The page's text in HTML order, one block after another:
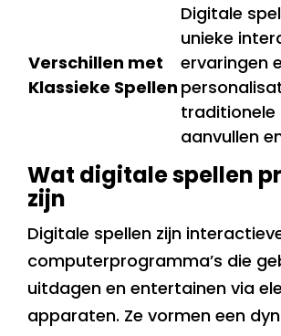
Verschillen met
Klassieke Spellen
Digitale
unieke
ervaringen
traditionele
aanvullen
Wat digitale spellen
zijn
Digitale spellen zijn
computerprogramma’s die
uitdagen en entertainen via
apparaten. Ze vormen een